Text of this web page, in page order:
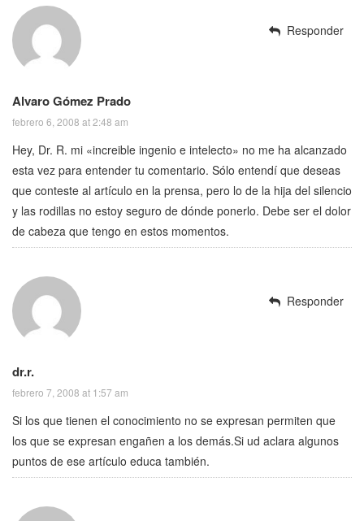
Alvaro Gómez Prado
febrero 6, 2008 at 2:48 am
Hey, Dr. R. mi «increible ingenio e intelecto» no me ha alcanzado
esta vez para entender tu comentario. Sólo entendí que deseas
que conteste al artículo en la prensa, pero lo de la hija del silencio
y las rodillas no estoy seguro de dónde ponerlo. Debe ser el dolor
de cabeza que tengo en estos momentos.
Responder
dr.r.
febrero 7, 2008 at 1:57 am
Si los que tienen el conocimiento no se expresan permiten que
los que se expresan engañen a los demás.Si ud aclara algunos
puntos de ese artículo educa también.
Responder